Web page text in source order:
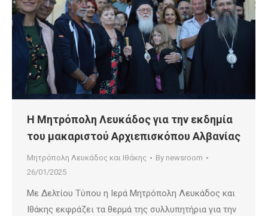
Η Μητρόπολη Λευκάδος για την εκδημία
του μακαριστού Αρχιεπισκόπου Αλβανίας
Μητρόπολη Λευκάδος και Ιθάκης By newsroom
26/01/2025
Με Δελτίου Τύπου η Ιερά Μητρόπολη Λευκάδος και
Ιθάκης εκφράζει τα θερμά της συλλυπητήρια για την